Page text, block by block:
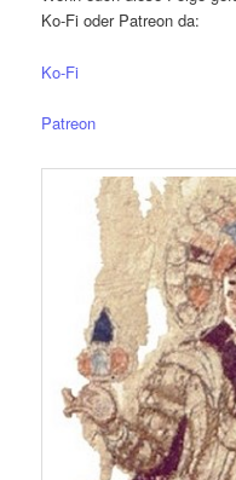
Ko-Fi oder Patreon da:
Ko-Fi
Patreon